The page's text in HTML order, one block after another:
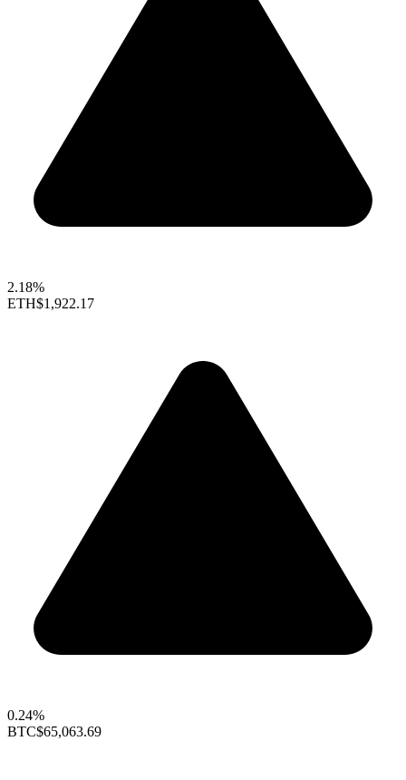
2.18%
ETH$1,922.17
0.24%
BTC$65,063.69